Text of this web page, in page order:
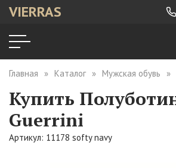
VIERRAS
Главная Каталог Мужская обувь
Купить
Guerrini
Артикул: 11178 softy navy